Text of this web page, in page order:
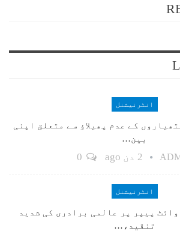
انٹرنیشنل
کے عدم پھیلاؤ سے متعلق اپنی
بین…
2 دن ago
انٹرنیشنل
پیپر پر عالمی برادری کی شدید
تنقید،…